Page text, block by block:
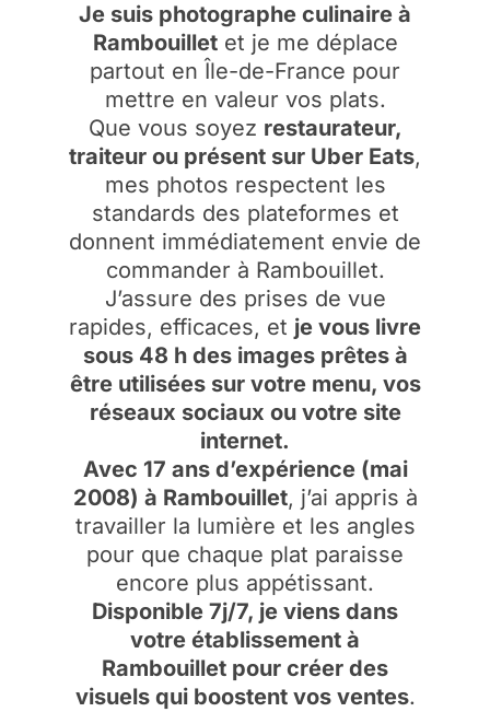
Je suis photographe culinaire à
Rambouilletet je me déplace
partout en Île-de-France pour
mettre en valeur vos plats.
Que vous soyez restaurateur,
traiteur ou présent sur Uber Eats,
mes photos respectent les
standards des plateformes et
donnent immédiatement envie de
commander à Rambouillet.
J’assure des prises de vue
rapides, efficaces, et je vous livre
sous 48 h des images prêtes à
être utilisées sur votre menu, vos
réseaux sociaux ou votre site
internet.
Avec 17 ans d’expérience (mai
2008) à Rambouillet, j’ai appris à
travailler la lumière et les angles
pour que chaque plat paraisse
encore plus appétissant.
Disponible 7j/7, je viens dans
votre établissement à
Rambouillet pour créer des
visuels qui boostent vos ventes.